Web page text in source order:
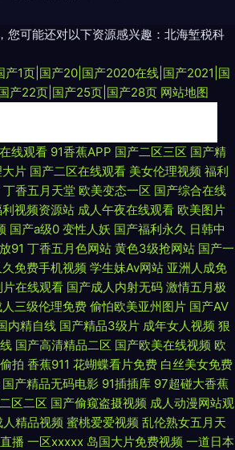
您可能还对以下资源感兴趣：北海堑税科
产1页|国产20|国产2020在线|国产2021|国
产22页|国产25页|国产28页 网站地图
边被 午夜福利健美 99精热 日韩午夜福 中文字幕
美日韩视费观看视频 亚洲精品∧v在 变态另类电影
A片 日韩中文字幕中 专区国产精品欧美 国产高清
品成人观看视频免费 欧美超级碰碰碰视频在线播
开心网 另类激情影院 台湾佬综合网 91九色性爱 国
洲国产韩国日本一区 bt之家 bt电影天堂 激情四射
线观看 91香蕉APP 国产二区三区 国产精
片 国产二区在线观看 美女伦理视频 福利
丁香五月天堂 欧美变态一区 国产综合在线
视频资源站 成人午夜在线观看 欧美图片
国产a级0 变性人妖 国产福利永久 日韩中
91 丁香五月色网站 黄色3级抢网站 国产一
久免费手机视频 学生妹Av网站 亚洲人成免
片在线观看 国产成人内射无码 激情五月极
人三级伦理免费 偷怕欧美亚州图片 国产AV
内精自线 国产精品3级片 成年女人视频 狠
国产高清精品二区 国产欧美在线视频 欧
拍 香蕉911 花蝴蝶看片免费 白丝美女免费
国产精品无码电影 91插插库 97超碰大香蕉
区二区 国产偷窥盗摄视频 成人动漫网站观
人精品视频 蜜桃爱爱视频 乱伦熟女五月天
播 一区xxxxx 岛国大片免费视频 一道日本